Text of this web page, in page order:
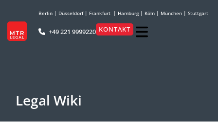
Berlin | Düsseldorf| Frankfurt | Hamburg| Köln | München | Stuttgart
+49 221 9999220 KONTAKT
Legal Wiki